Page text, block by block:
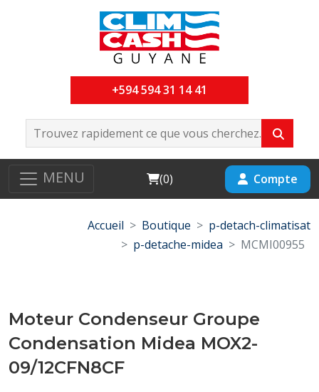
+594 594 31 14 41
MENU Cart
(0) Compte
Accueil Boutique
p-detach-climatisat
p-detache-midea
MCMI00955
Moteur Condenseur Groupe
Condensation Midea MOX2-
09/12CFN8CF